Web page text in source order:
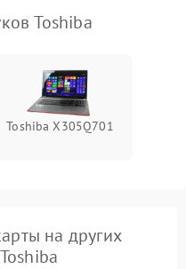
Подробнее →
Toshiba
Toshiba X305Q701
на других